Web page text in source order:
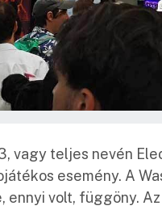
vagy teljes nevén
esemény. A
ennyi volt, függöny.